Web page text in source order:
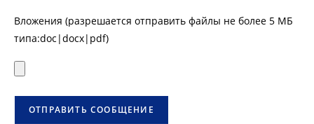
Вложения (разрешается отправить файлы не более 5 МБ
типа:doc|docx|pdf)